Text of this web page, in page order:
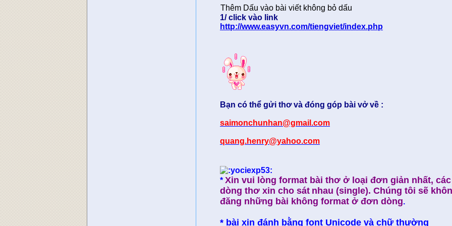
Thêm Dấu vào bài viết không bỏ dấu
1/ click vào link
http://www.easyvn.com/tiengviet/index.php
Bạn có thể gửi thơ và đóng góp bài vở về :
saimonchunhan@gmail.com
quang.henry@yahoo.com
* Xin vui lòng format bài thơ ở loại đơn giản nhất, các
dòng thơ xin cho sát nhau (single). Chúng tôi sẽ
đăng những bài không format ở đơn dòng.
* bài xin đánh bằng font Unicode và chữ thường